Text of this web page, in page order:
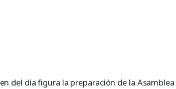
del día figura la preparación de la Asamblea